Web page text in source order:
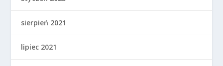
sierpień 2021
lipiec 2021